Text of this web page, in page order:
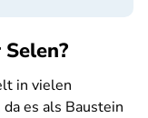
in vielen
es als Baustein